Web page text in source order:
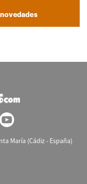
María (Cádiz - España)